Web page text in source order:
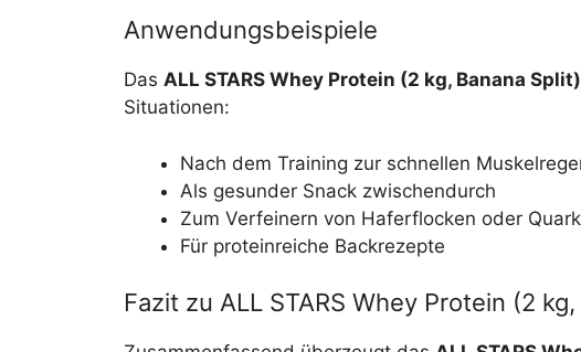
Anwendungsbeispiele
Das ALL STARS Whey Protein (2 kg, Banana Split)
Situationen:
Nach dem Training zur schnellen
Als gesunder Snack zwischendurch
Zum Verfeinern von Haferflocken oder Quark
Für proteinreiche Backrezepte
Fazit zu ALL STARS Whey Protein (2